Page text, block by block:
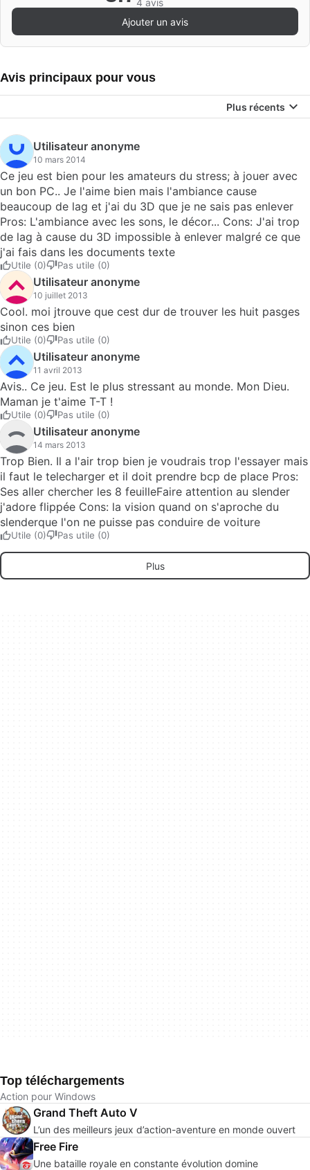
4 avis
Ajouter un avis
Avis principaux pour vous
Plus récents
Utilisateur anonyme
10 mars 2014
Ce jeu est bien pour les amateurs du stress; à jouer avec
un bon PC.. Je l'aime bien mais l'ambiance cause
beaucoup de lag et j'ai du 3D que je ne sais pas enlever
Pros: L'ambiance avec les sons, le décor... Cons: J'ai trop
de lag à cause du 3D impossible à enlever malgré ce que
j'ai fais dans les documents texte
Utile (0) Pas utile (0)
Utilisateur anonyme
10 juillet 2013
Cool. moi jtrouve que cest dur de trouver les huit pasges
sinon ces bien
Utile (0) Pas utile (0)
Utilisateur anonyme
11 avril 2013
Avis.. Ce jeu. Est le plus stressant au monde. Mon Dieu.
Maman je t'aime T-T !
Utile (0) Pas utile (0)
Utilisateur anonyme
14 mars 2013
Trop Bien. Il a l'air trop bien je voudrais trop l'essayer mais
il faut le telecharger et il doit prendre bcp de place Pros:
Ses aller chercher les 8 feuilleFaire attention au slender
j'adore flippée Cons: la vision quand on s'aproche du
slenderque l'on ne puisse pas conduire de voiture
Utile (0) Pas utile (0)
Plus
Top téléchargements
Action pour Windows
Grand Theft Auto V
L’un des meilleurs jeux d’action-aventure en monde ouvert
Free Fire
Une bataille royale en constante évolution domine